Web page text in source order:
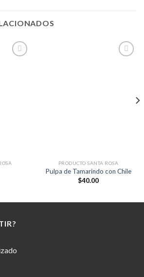
PRODUCTO SANTA ROSA
Pulpa de Tamarindo con Chile
$40.00